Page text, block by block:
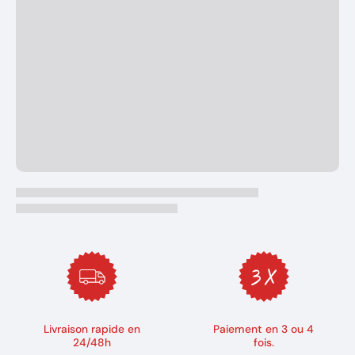
Livraison rapide en
24/48h
Paiement en 3 ou 4
fois.